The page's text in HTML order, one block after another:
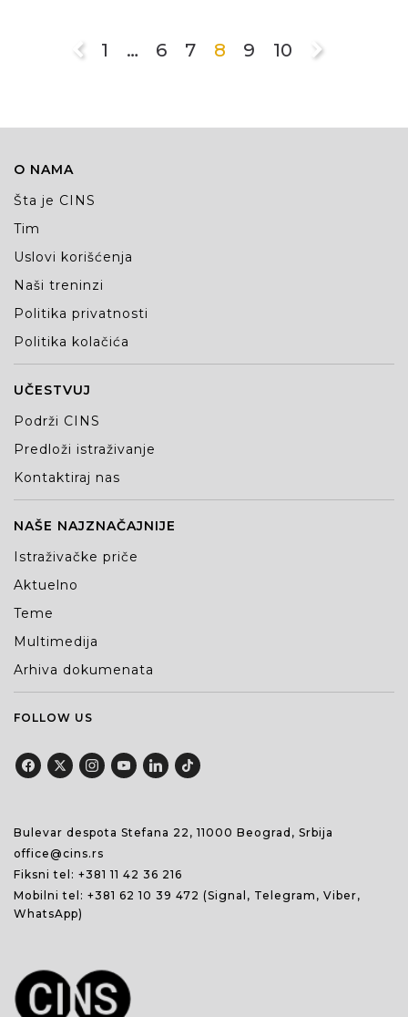
1 … 6 7 8 9 10
O NAMA
Šta je CINS
Tim
Uslovi korišćenja
Naši treninzi
Politika privatnosti
Politika kolačića
UČESTVUJ
Podrži CINS
Predloži istraživanje
Kontaktiraj nas
NAŠE NAJZNAČAJNIJE
Istraživačke priče
Aktuelno
Teme
Multimedija
Arhiva dokumenata
FOLLOW US
Bulevar despota Stefana 22, 11000 Beograd, Srbija
office@cins.rs
Fiksni tel: +381 11 42 36 216
Mobilni tel: +381 62 10 39 472 (Signal, Telegram, Viber,
WhatsApp)